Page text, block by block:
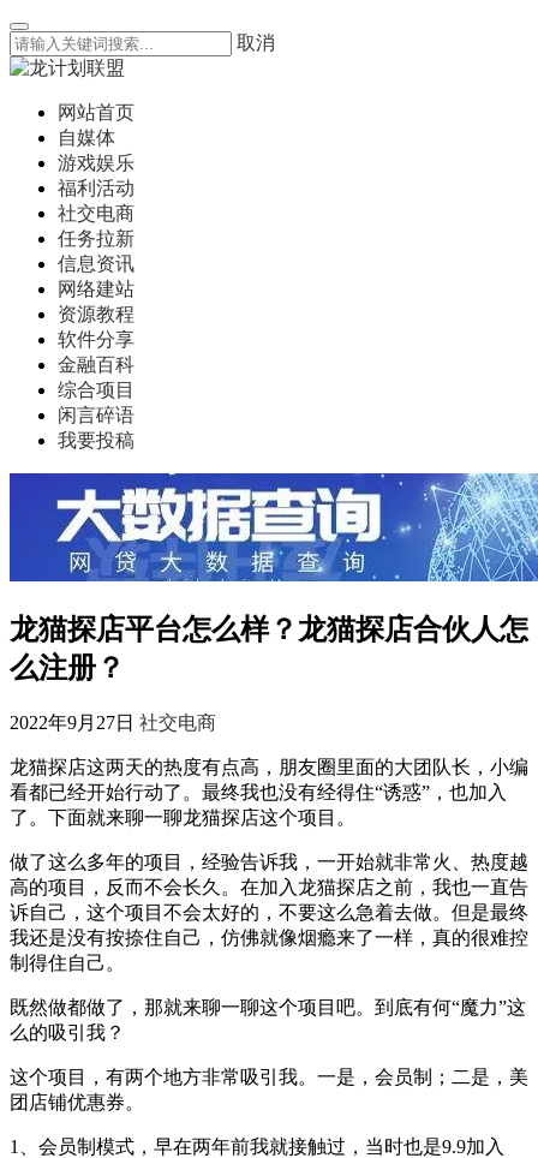
取消
网站首页
自媒体
游戏娱乐
福利活动
社交电商
任务拉新
信息资讯
网络建站
资源教程
软件分享
金融百科
综合项目
闲言碎语
我要投稿
龙猫探店平台怎么样？龙猫探店合伙人怎
么注册？
2022年9月27日 社交电商
龙猫探店这两天的热度有点高，朋友圈里面的大团队长，小编
看都已经开始行动了。最终我也没有经得住“诱惑”，也加入
了。下面就来聊一聊龙猫探店这个项目。
做了这么多年的项目，经验告诉我，一开始就非常火、热度越
高的项目，反而不会长久。在加入龙猫探店之前，我也一直告
诉自己，这个项目不会太好的，不要这么急着去做。但是最终
我还是没有按捺住自己，仿佛就像烟瘾来了一样，真的很难控
制得住自己。
既然做都做了，那就来聊一聊这个项目吧。到底有何“魔力”这
么的吸引我？
这个项目，有两个地方非常吸引我。一是，会员制；二是，美
团店铺优惠券。
1、会员制模式，早在两年前我就接触过，当时也是9.9加入